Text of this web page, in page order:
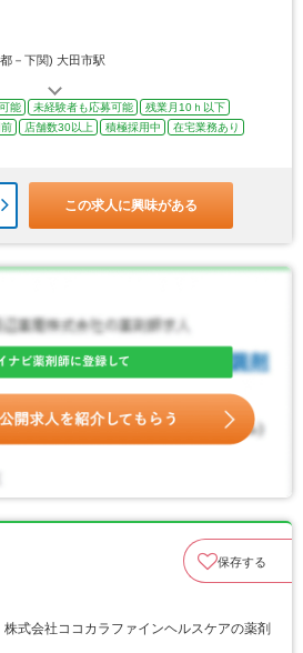
－下関) 大田市駅
能 未経験者も応募可能
残業月10ｈ以下
店舗数30以上 積極採用中
在宅業務あり
この求人に興味がある
保存する
式会社ココカラファインヘルスケアの薬剤